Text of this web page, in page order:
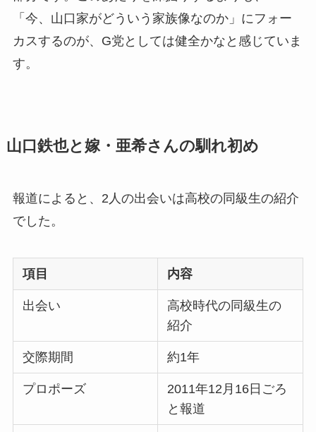
「今、山口家がどういう家族像なのか」にフォー
カスするのが、G党としては健全かなと感じていま
す。
山口鉄也と嫁・亜希さんの馴れ初め
報道によると、2人の出会いは高校の同級生の紹介
でした。
項目 内容
出会い
高校時代の同級生の
紹介
交際期間 約1年
プロポーズ
2011年12月16日ごろ
と報道